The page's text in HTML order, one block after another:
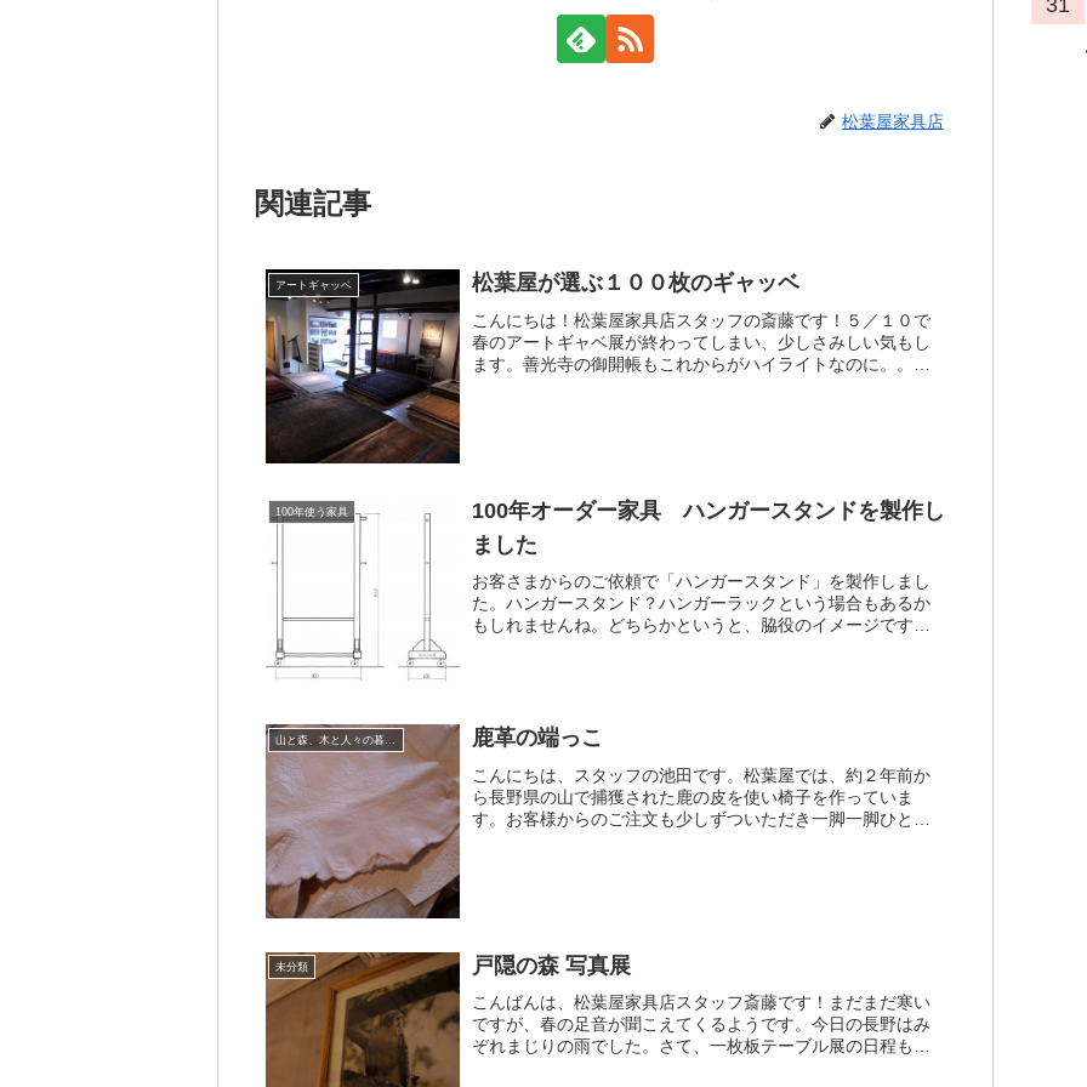
松葉屋家具店
関連記事
アートギャッベ 松葉屋が選ぶ１００枚のギャッベ
こんにちは！松葉屋家具店スタッフの斎藤です！５／１０で
春のアートギャベ展が終わってしまい、少しさみしい気もし
ます。善光寺の御開帳もこれからがハイライトなのに。。。
100年使う家具
100年オーダー家具 ハンガースタンドを製作し
ました
お客さまからのご依頼で「ハンガースタンド」を製作しまし
た。ハンガースタンド？ハンガーラックという場合もあるか
もしれませんね。どちらかというと、脇役のイメージです
山と森、木と人々の暮らしを一本の糸でつなげたい 鹿革の端っこ
こんにちは、スタッフの池田です。松葉屋では、約２年前か
ら長野県の山で捕獲された鹿の皮を使い椅子を作っていま
す。お客様からのご注文も少しずついただき一脚一脚ひとり
未分類 戸隠の森 写真展
こんばんは、松葉屋家具店スタッフ斎藤です！まだまだ寒い
ですが、春の足音が聞こえてくるようです。今日の長野はみ
ぞれまじりの雨でした。さて、一枚板テーブル展の日程も迫